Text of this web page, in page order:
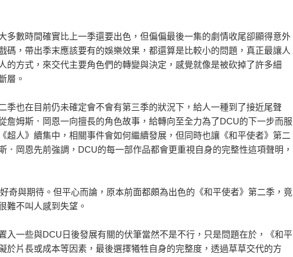
多數時間確實比上一季還要出色，但偏偏最後一集的劇情收尾卻顯得意外
碼，帶出季末應該要有的娛樂效果，都還算是比較小的問題，真正最讓人
的方式，來交代主要角色們的轉變與決定，感覺就像是被砍掉了許多細
層。
季也在目前仍未確定會不會有第三季的狀況下，給人一種到了接近尾聲
詹姆斯．岡恩一向擅長的角色故事，給轉向至全力為了DCU的下一步而服
超人》續集中，相關事件會如何繼續發展，但同時也讓《和平使者》第二
．岡恩先前強調，DCU的每一部作品都會更重視自身的完整性這項聲明，
奇與期待。但平心而論，原本前面都頗為出色的《和平使者》第二季，竟
難不叫人感到失望。
入一些與DCU日後發展有關的伏筆當然不是不行，只是問題在於，《和平
於片長或成本等因素，最後選擇犧牲自身的完整度，透過草草交代的方